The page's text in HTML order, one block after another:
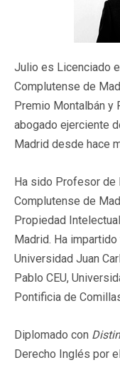
Julio es Licenciado
Complutense de
Premio Montalbán y
abogado ejerciente
Madrid desde hace
Ha sido Profesor de
Complutense de
Propiedad
Madrid. Ha
Universidad Juan
Pablo CEU,
Pontificia de
Diplomado con
Derecho Inglés por